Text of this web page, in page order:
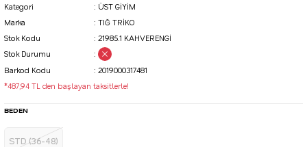
Kategori
ÜST GİYİM
Marka
TIĞ TRİKO
Stok Kodu
21985.1 KAHVERENGİ
Stok Durumu
Barkod Kodu
2019000317481
*487,94 TL den başlayan taksitlerle!
BEDEN
STD (36-48)